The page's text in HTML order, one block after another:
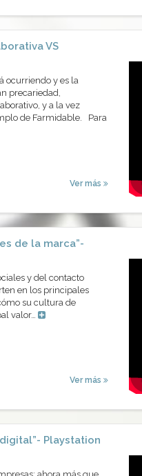
VS
ocurriendo y es la
precariedad,
y a la vez
de Farmidable. Para
Ver más
de la marca”-
y del contacto
en los principales
su cultura de
valor…
Ver más
Playstation